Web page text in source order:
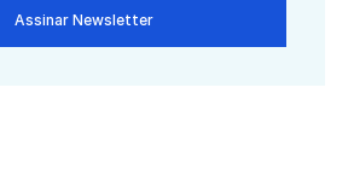
Assinar Newsletter